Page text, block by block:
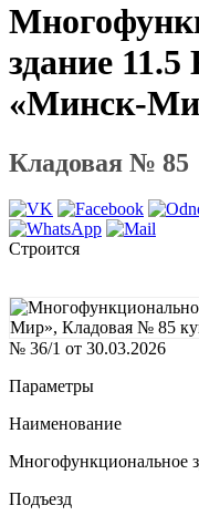
здание
«Минск-
Кладовая № 85
Строится
№ 36/1 от 30.03.2026
Параметры
Наименование
Многофункциональное
Подъезд